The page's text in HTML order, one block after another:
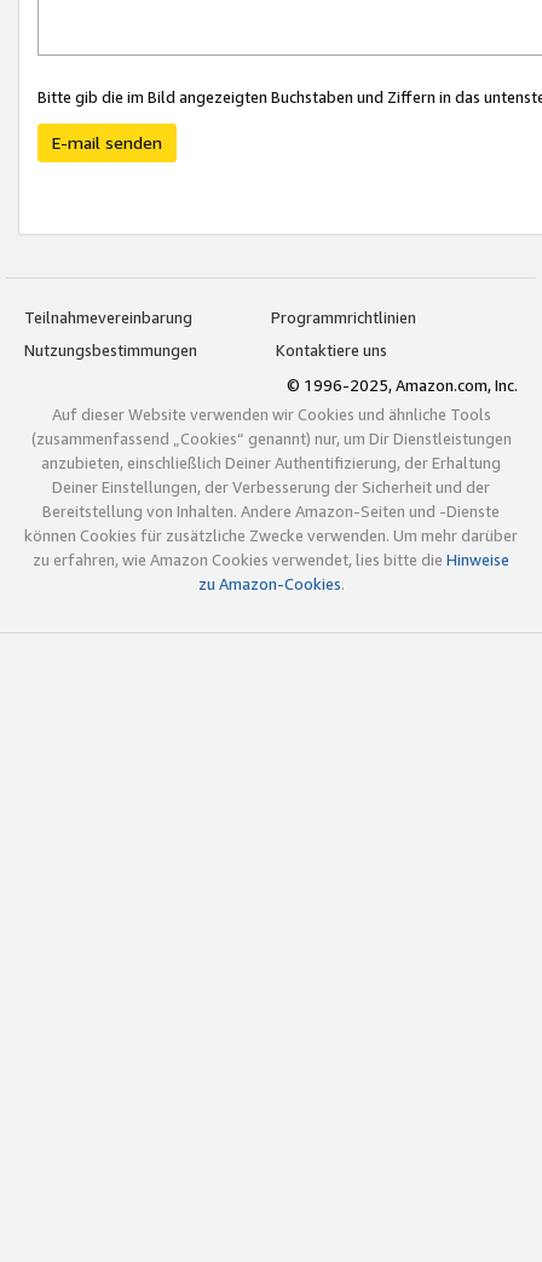
Bitte gib die im Bild angezeigten Buchstaben und Ziffern in das
E-mail senden
Teilnahmevereinbarung
Programmrichtlinien
Nutzungsbestimmungen
Kontaktiere uns
© 1996-2025, Amazon.com, Inc.
Auf dieser Website verwenden wir Cookies und ähnliche Tools
(zusammenfassend „Cookies“ genannt) nur, um Dir Dienstleistungen
anzubieten, einschließlich Deiner Authentifizierung, der Erhaltung
Deiner Einstellungen, der Verbesserung der Sicherheit und der
Bereitstellung von Inhalten. Andere Amazon-Seiten und -Dienste
können Cookies für zusätzliche Zwecke verwenden. Um mehr darüber
zu erfahren, wie Amazon Cookies verwendet, lies bitte die Hinweise
zu Amazon-Cookies.